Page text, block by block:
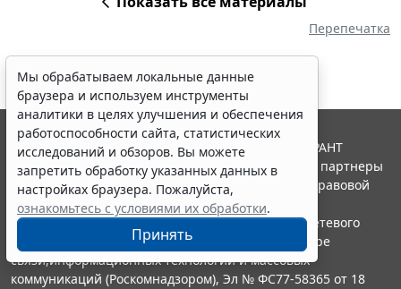
Перепечатка
Мы обрабатываем локальные данные
браузера и используем инструменты
аналитики в целях улучшения и обеспечения
работоспособности сайта, статистических
исследований и обзоров. Вы можете
запретить обработку указанных данных в
настройках браузера. Пожалуйста,
ознакомьтесь с условиями их обработки.
Принять
© ООО "НПП "ГАРАНТ-СЕРВИС", 2026. Система ГАРАНТ
выпускается с 1990 года. Компания "Гарант" и ее партнеры
являются участниками Российской ассоциации правовой
информации ГАРАНТ.
Портал ГАРАНТ.РУ зарегистрирован в качестве сетевого
издания Федеральной службой по надзору в сфере
связи,информационных технологий и массовых
коммуникаций (Роскомнадзором), Эл № ФС77-58365 от 18